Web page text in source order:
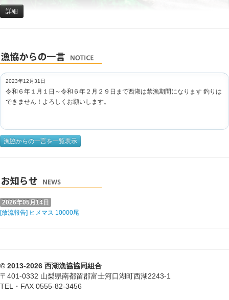
詳細
2023年12月31日
令和６年１月１日～令和６年２月２９日まで西湖は禁漁期間になります 釣りは
できません！よろしくお願いします。
漁協からの一言を一覧表示
2026年05月14日
[放流報告] ヒメマス 10000尾
© 2013-2026 西湖漁協協同組合
〒401-0332 山梨県南都留郡富士河口湖町西湖2243-1
TEL・FAX 0555-82-3456